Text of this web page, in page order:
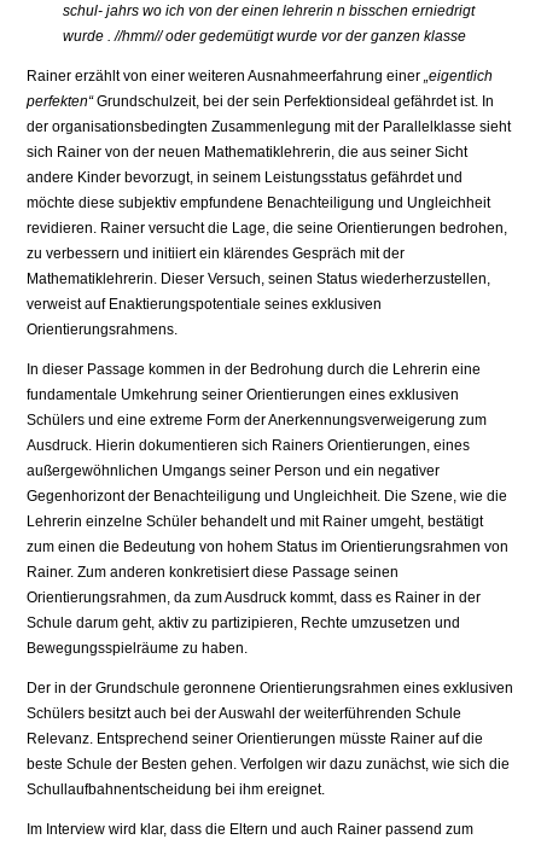
schul- jahrs wo ich von der einen lehrerin n bisschen erniedrigt
wurde . //hmm// oder gedemütigt wurde vor der ganzen klasse
Rainer erzählt von einer weiteren Ausnahmeerfahrung einer„eigentlich
perfekten“Grundschulzeit, bei der sein Perfektionsideal gefährdet ist. In
der organisationsbedingten Zusammenlegung mit der Parallelklasse sieht
sich Rainer von der neuen Mathematiklehrerin, die aus seiner Sicht
andere Kinder bevorzugt, in seinem Leistungsstatus gefährdet und
möchte diese subjektiv empfundene Benachteiligung und Ungleichheit
revidieren. Rainer versucht die Lage, die seine Orientierungen bedrohen,
zu verbessern und initiiert ein klärendes Gespräch mit der
Mathematiklehrerin. Dieser Versuch, seinen Status wiederherzustellen,
verweist auf Enaktierungspotentiale seines exklusiven
Orientierungsrahmens.
In dieser Passage kommen in der Bedrohung durch die Lehrerin eine
fundamentale Umkehrung seiner Orientierungen eines exklusiven
Schülers und eine extreme Form der Anerkennungsverweigerung zum
Ausdruck. Hierin dokumentieren sich Rainers Orientierungen, eines
außergewöhnlichen Umgangs seiner Person und ein negativer
Gegenhorizont der Benachteiligung und Ungleichheit. Die Szene, wie die
Lehrerin einzelne Schüler behandelt und mit Rainer umgeht, bestätigt
zum einen die Bedeutung von hohem Status im Orientierungsrahmen von
Rainer. Zum anderen konkretisiert diese Passage seinen
Orientierungsrahmen, da zum Ausdruck kommt, dass es Rainer in der
Schule darum geht, aktiv zu partizipieren, Rechte umzusetzen und
Bewegungsspielräume zu haben.
Der in der Grundschule geronnene Orientierungsrahmen eines exklusiven
Schülers besitzt auch bei der Auswahl der weiterführenden Schule
Relevanz. Entsprechend seiner Orientierungen müsste Rainer auf die
beste Schule der Besten gehen. Verfolgen wir dazu zunächst, wie sich die
Schullaufbahnentscheidung bei ihm ereignet.
Im Interview wird klar, dass die Eltern und auch Rainer passend zum